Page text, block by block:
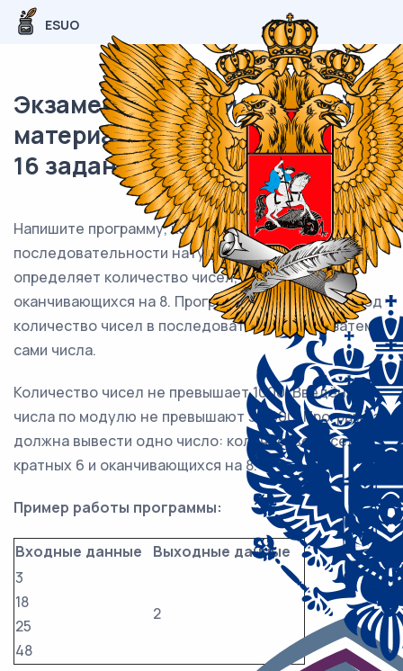
ESUO
Экзаменационный (типовой)
материал ОГЭ / Информатика /
16 задание (25) / 01
Напишите программу, которая в
последовательности натуральных чисел
определяет количество чисел, кратных 6 и
оканчивающихся на 8. Программа получает на вход
количество чисел в последовательности, а затем
сами числа.
Количество чисел не превышает 1000. Введённые
числа по модулю не превышают 30 000. Программа
должна вывести одно число: количество чисел,
кратных 6 и оканчивающихся на 8.
Пример работы программы:
Входные данные
Выходные данные
3
18
25
48
2